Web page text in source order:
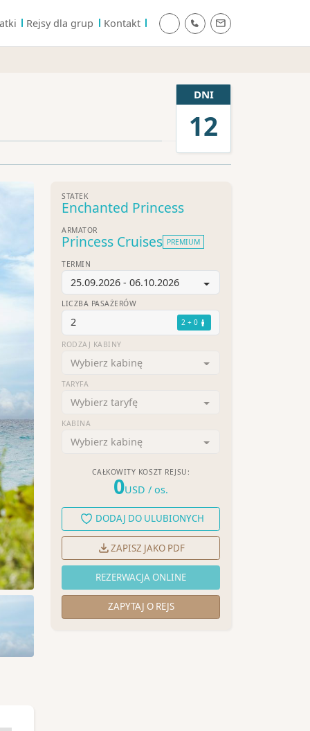
Rejsy dla grup Kontakt
DNI
12
STATEK
Enchanted Princess
ARMATOR
Princess Cruises PREMIUM
TERMIN
25.09.2026 - 06.10.2026
LICZBA PASAŻERÓW
2 2 + 0
RODZAJ KABINY
Wybierz kabinę
TARYFA
Wybierz taryfę
KABINA
Wybierz kabinę
CAŁKOWITY KOSZT REJSU:
0USD / os.
DODAJ DO ULUBIONYCH
ZAPISZ JAKO PDF
REZERWACJA ONLINE
ZAPYTAJ O REJS